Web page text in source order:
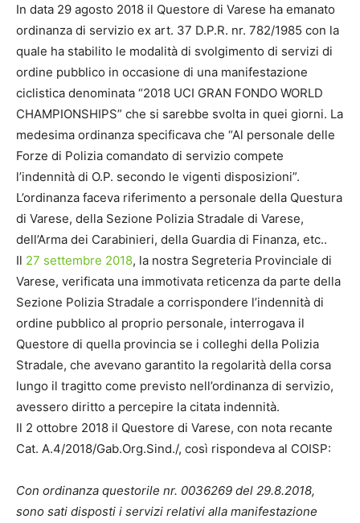
In data 29 agosto 2018 il Questore di Varese ha emanato
ordinanza di servizio ex art. 37 D.P.R. nr. 782/1985 con la
quale ha stabilito le modalità di svolgimento di servizi di
ordine pubblico in occasione di una manifestazione
ciclistica denominata “2018 UCI GRAN FONDO WORLD
CHAMPIONSHIPS” che si sarebbe svolta in quei giorni. La
medesima ordinanza specificava che “Al personale delle
Forze di Polizia comandato di servizio compete
l’indennità di O.P. secondo le vigenti disposizioni”.
L’ordinanza faceva riferimento a personale della Questura
di Varese, della Sezione Polizia Stradale di Varese,
dell’Arma dei Carabinieri, della Guardia di Finanza, etc..
Il 27 settembre 2018, la nostra Segreteria Provinciale di
Varese, verificata una immotivata reticenza da parte della
Sezione Polizia Stradale a corrispondere l’indennità di
ordine pubblico al proprio personale, interrogava il
Questore di quella provincia se i colleghi della Polizia
Stradale, che avevano garantito la regolarità della corsa
lungo il tragitto come previsto nell’ordinanza di servizio,
avessero diritto a percepire la citata indennità.
Il 2 ottobre 2018 il Questore di Varese, con nota recante
Cat. A.4/2018/Gab.Org.Sind./, così rispondeva al COISP:
Con ordinanza questorile nr. 0036269 del 29.8.2018,
sono sati disposti i servizi relativi alla manifestazione